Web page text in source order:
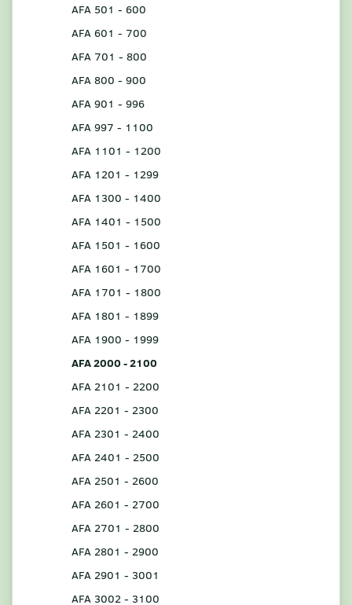
AFA 501 - 600
AFA 601 - 700
AFA 701 - 800
AFA 800 - 900
AFA 901 - 996
AFA 997 - 1100
AFA 1101 - 1200
AFA 1201 - 1299
AFA 1300 - 1400
AFA 1401 - 1500
AFA 1501 - 1600
AFA 1601 - 1700
AFA 1701 - 1800
AFA 1801 - 1899
AFA 1900 - 1999
AFA 2000 - 2100
AFA 2101 - 2200
AFA 2201 - 2300
AFA 2301 - 2400
AFA 2401 - 2500
AFA 2501 - 2600
AFA 2601 - 2700
AFA 2701 - 2800
AFA 2801 - 2900
AFA 2901 - 3001
AFA 3002 - 3100